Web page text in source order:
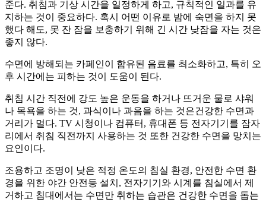
준다. 취침과 기상 시간을 일정하게 하고, 규칙적인 일과를 유
지하는 것이 중요하다. 혹시 어떤 이유로 밤에 숙면을 하지 못
했다 해도, 못 잔 잠을 보충하기 위해 긴 시간 낮잠을 자는 것은
좋지 않다.
수면에 방해되는 카페인이 함유된 음료를 최소화하고, 특히 오
후 시간에는 피하는 것이 도움이 된다.
취침 시간 직전에 강도 높은 운동을 하거나 뜨거운 물로 샤워
나 목욕을 하는 것, 과식이나 과음을 하는 것은건강한 수면과
거리가 멀다. TV 시청이나 컴퓨터, 휴대폰 등 전자기기를 잠자
리에서 취침 직전까지 사용하는 것 또한 건강한 수면을 망치는
요인이다.
조용하고 조명이 낮은 적정 온도의 침실 환경, 안전한 수면 환
경을 위한 야간 안전등 설치, 전자기기와 시계를 침실에서 제
거하고 침대에서는 수면만 취하는 습관은 건강한 수면을 돕는